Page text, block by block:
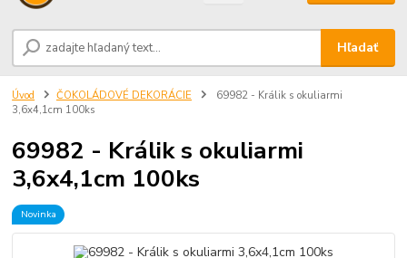
Hľadať
Úvod ČOKOLÁDOVÉ DEKORÁCIE
69982 - Králik s okuliarmi
3,6x4,1cm 100ks
69982 - Králik s okuliarmi
3,6x4,1cm 100ks
Novinka